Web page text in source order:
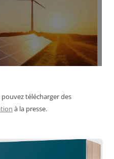
télécharger des
à la presse.